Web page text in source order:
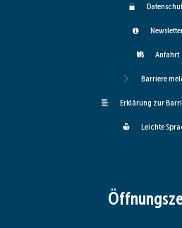
Anfahrt
Barriere
Erklärung zur
Leichte